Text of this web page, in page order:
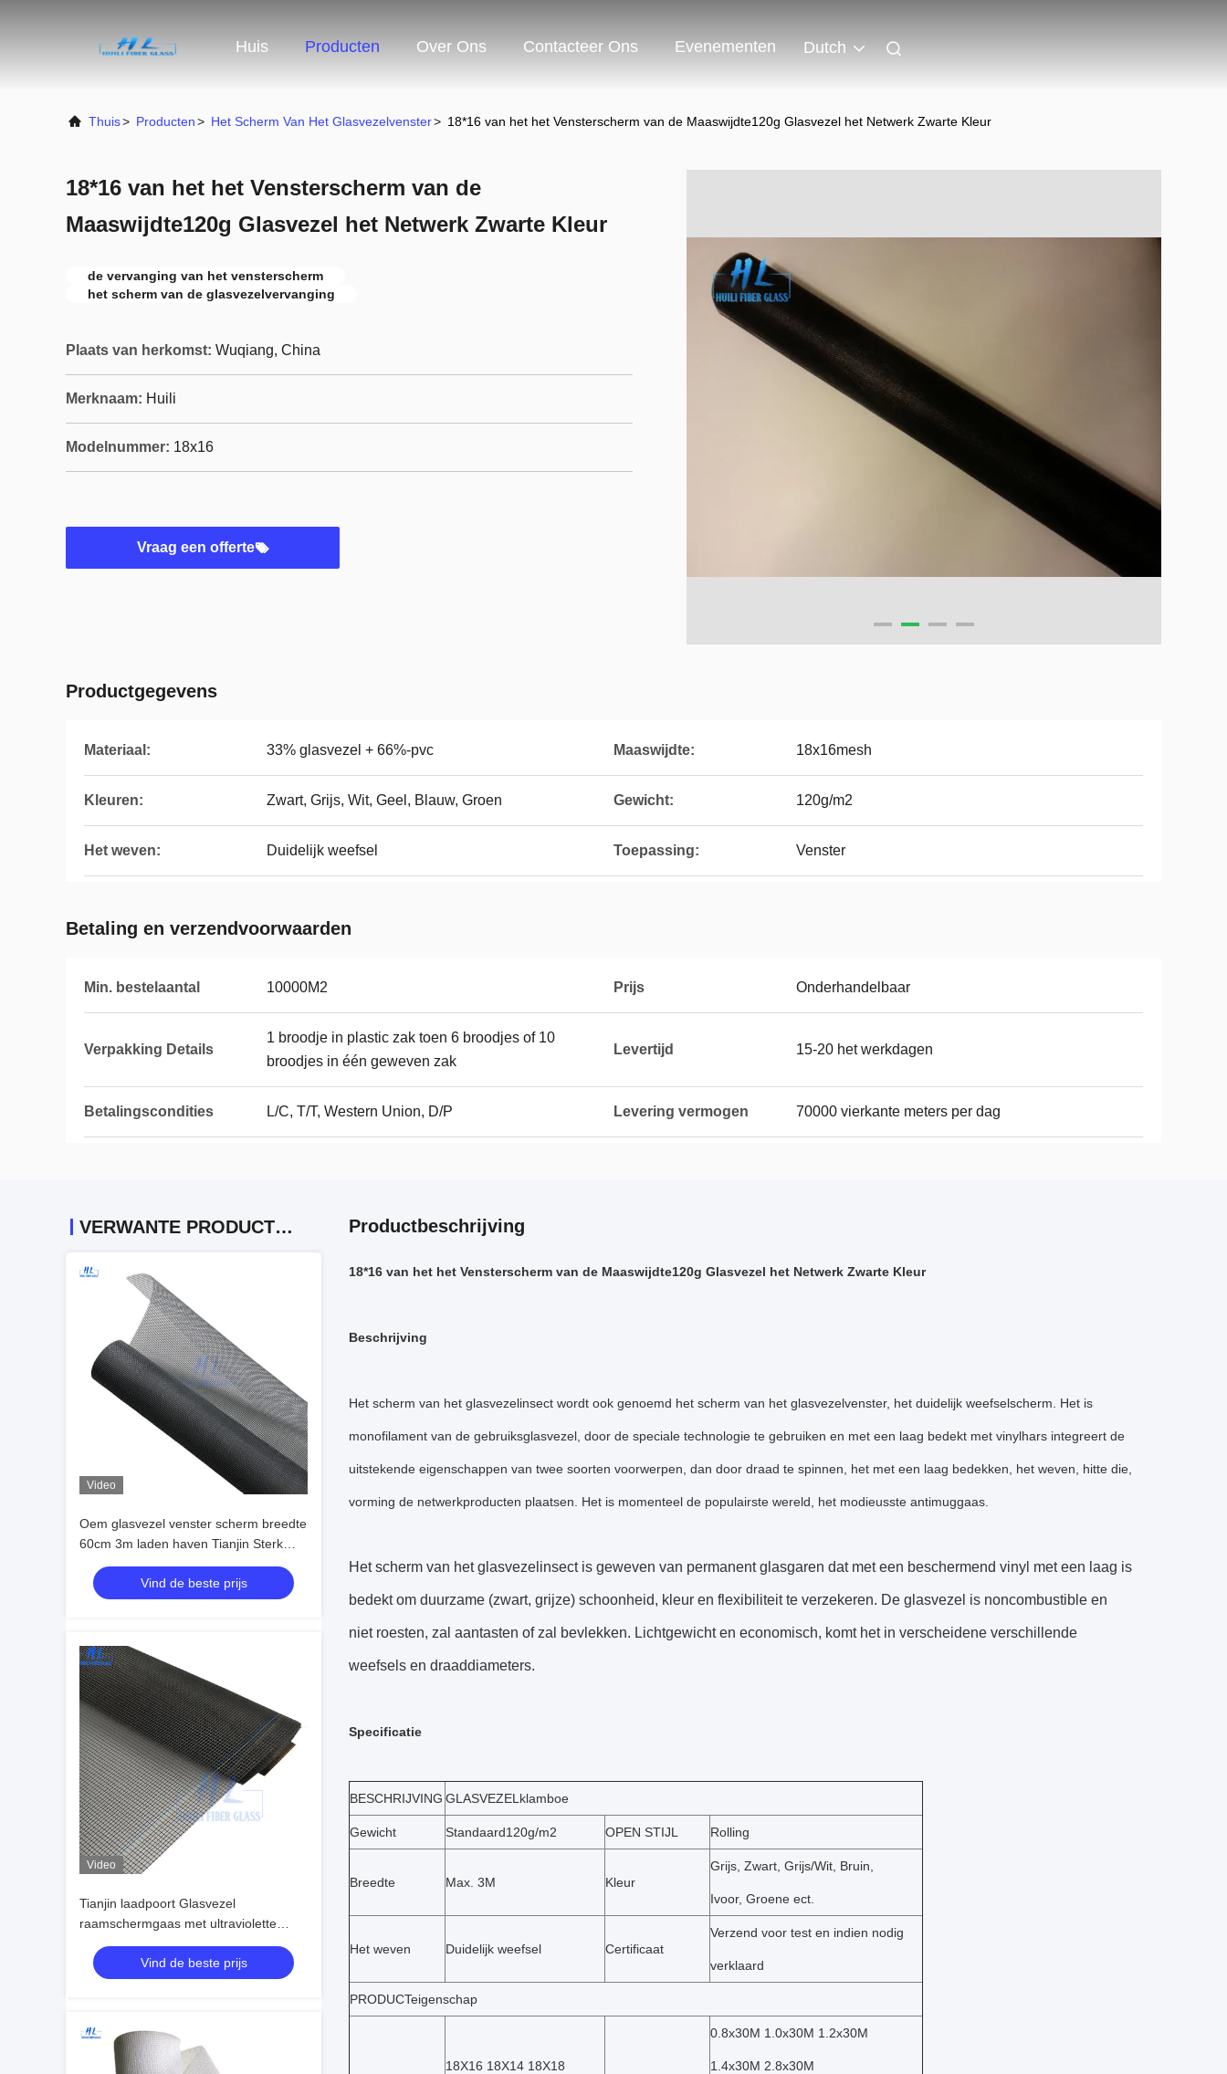
Huis Producten Over Ons Contacteer Ons Evenementen Dutch
Thuis> Producten> Het Scherm Van Het Glasvezelvenster> 18*16 van het het Vensterscherm van de Maaswijdte120g Glasvezel het Netwerk Zwarte Kleur
18*16 van het het Vensterscherm van de
Maaswijdte120g Glasvezel het Netwerk Zwarte Kleur
de vervanging van het vensterscherm
het scherm van de glasvezelvervanging
Plaats van herkomst: Wuqiang, China
Merknaam: Huili
Modelnummer: 18x16
Vraag een offerte
Productgegevens
Materiaal: 33% glasvezel + 66%-pvc Maaswijdte: 18x16mesh
Kleuren: Zwart, Grijs, Wit, Geel, Blauw, Groen Gewicht: 120g/m2
Het weven: Duidelijk weefsel Toepassing: Venster
Betaling en verzendvoorwaarden
Min. bestelaantal 10000M2 Prijs Onderhandelbaar
Verpakking Details
1 broodje in plastic zak toen 6 broodjes of 10
broodjes in één geweven zak
Levertijd 15-20 het werkdagen
Betalingscondities L/C, T/T, Western Union, D/P Levering vermogen 70000 vierkante meters per dag
VERWANTE PRODUCTEN
Video
Oem glasvezel venster scherm breedte
60cm 3m laden haven Tianjin Sterk
duurzaam gaas ideaal voor venster
insecten bescherming
Vind de beste prijs
Video
Tianjin laadpoort Glasvezel
raamschermgaas met ultraviolette
weerstand Ideaal glasvezel
insectengaas voor langdurige
oplossingen voor buiten- en
Vind de beste prijs
Productbeschrijving
18*16 van het het Vensterscherm van de Maaswijdte120g Glasvezel het Netwerk Zwarte Kleur
Beschrijving
Het scherm van het glasvezelinsect wordt ook genoemd het scherm van het glasvezelvenster, het duidelijk weefselscherm. Het is
monofilament van de gebruiksglasvezel, door de speciale technologie te gebruiken en met een laag bedekt met vinylhars integreert de
uitstekende eigenschappen van twee soorten voorwerpen, dan door draad te spinnen, het met een laag bedekken, het weven, hitte die,
vorming de netwerkproducten plaatsen. Het is momenteel de populairste wereld, het modieusste antimuggaas.
Het scherm van het glasvezelinsect is geweven van permanent glasgaren dat met een beschermend vinyl met een laag is
bedekt om duurzame (zwart, grijze) schoonheid, kleur en flexibiliteit te verzekeren. De glasvezel is noncombustible en
niet roesten, zal aantasten of zal bevlekken. Lichtgewicht en economisch, komt het in verscheidene verschillende
weefsels en draaddiameters.
Specificatie
BESCHRIJVING GLASVEZELklamboe
Gewicht Standaard120g/m2 OPEN STIJL Rolling
Breedte Max. 3M Kleur
Grijs, Zwart, Grijs/Wit, Bruin,
Ivoor, Groene ect.
Het weven Duidelijk weefsel Certificaat
Verzend voor test en indien nodig
verklaard
PRODUCTeigenschap
18X16 18X14 18X18
0.8x30M 1.0x30M 1.2x30M
1.4x30M 2.8x30M